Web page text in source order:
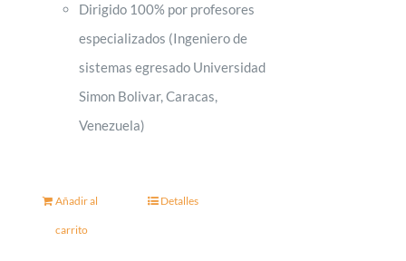
Dirigido 100% por profesores
especializados (Ingeniero de
sistemas egresado Universidad
Simon Bolivar, Caracas,
Venezuela)
Añadir al
carrito
Detalles